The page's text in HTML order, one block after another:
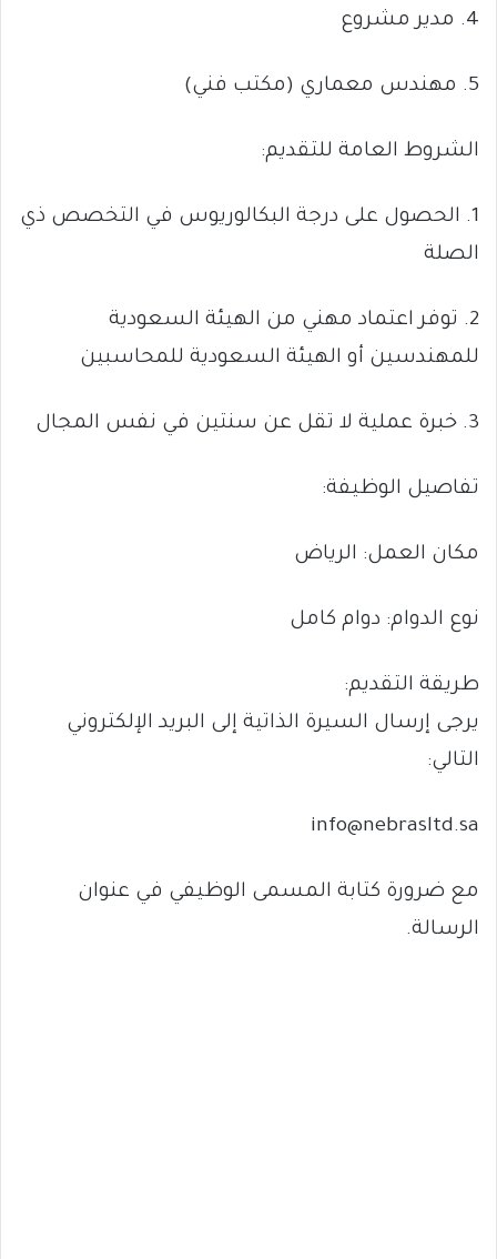
4. مدير مشروع
5. مهندس معماري (مكتب فني)
الشروط العامة للتقديم:
1. الحصول على درجة البكالوريوس في التخصص ذي
الصلة
2. توفر اعتماد مهني من الهيئة السعودية
للمهندسين أو الهيئة السعودية للمحاسبين
3. خبرة عملية لا تقل عن سنتين في نفس المجال
تفاصيل الوظيفة:
مكان العمل: الرياض
نوع الدوام: دوام كامل
طريقة التقديم:
يرجى إرسال السيرة الذاتية إلى البريد الإلكتروني
التالي:
info@nebrasltd.sa
مع ضرورة كتابة المسمى الوظيفي في عنوان
الرسالة.